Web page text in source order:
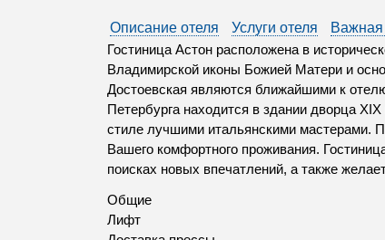
Описание отеля Услуги отеля
Гостиница Астон расположена в
Владимирской иконы Божией Матери и
Достоевская являются ближайшими к
Петербурга находится в здании дворца
стиле лучшими итальянскими мастерами.
Вашего комфортного проживания.
поисках новых впечатлений, а также
Общие
Лифт